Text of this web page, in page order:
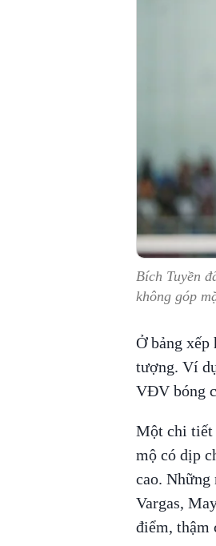
Bích Tuyền
không góp
Ở bảng
tượng. Ví
VĐV bóng
Một chi tiết
mộ có dịp
cao. Những
Vargas,
điểm, thậm